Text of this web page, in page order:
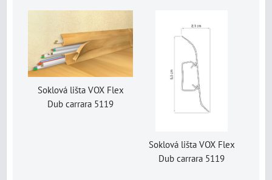
Soklová lišta VOX Flex
Dub carrara 5119
Soklová lišta VOX Flex
Dub carrara 5119